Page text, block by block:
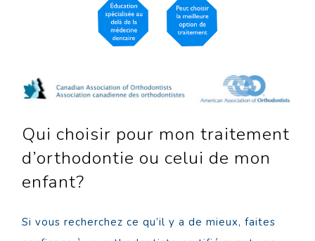
Qui choisir pour mon traitement
d’orthodontie ou celui de mon
enfant?
Si vous recherchez ce qu’il y a de mieux, faites